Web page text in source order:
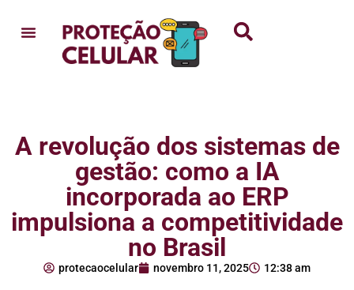
A revolução dos sistemas de
gestão: como a IA
incorporada ao ERP
impulsiona a competitividade
no Brasil
protecaocelular novembro 11, 2025 12:38 am